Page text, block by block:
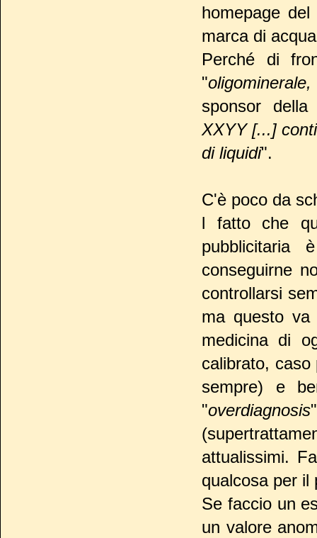
homepage
marca di
Perché di
"
sponsor
XXYY [...]
di liquidi".
C'è poco da
l fatto che
pubblicitaria
conseguirne
controllarsi
ma questo
medicina di
calibrato,
sempre) e
"overdiagnosis
attualissimi.
qualcosa per il
Se faccio un
un valore